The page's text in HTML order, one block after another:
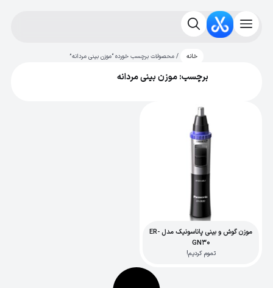
خانه / محصولات برچسب خورده “موزن بینی مردانه”
برچسب: موزن بینی مردانه
موزن گوش و بینی پاناسونیک مدل ER-
GN30
تموم کردیم!